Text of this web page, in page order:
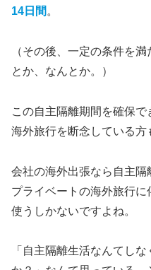
14日間 。
（その後、一定の条件を
とか、なんとか。）
この自主隔離期間を確保で
海外旅行を断念している方
会社の海外出張なら自主隔
プライベートの海外旅行
使うしかないですよね。
「自主隔離生活なんてし